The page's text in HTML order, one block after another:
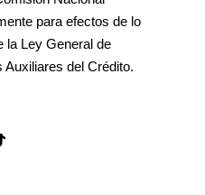
para efectos de lo
la Ley General de
del Crédito.